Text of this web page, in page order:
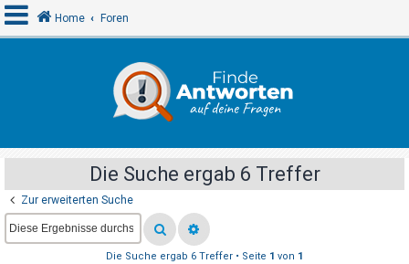
e
l
d
e
n
Home Foren
Die Suche ergab 6 Treffer
Zur erweiterten Suche
Die Suche ergab 6 Treffer • Seite 1 von 1